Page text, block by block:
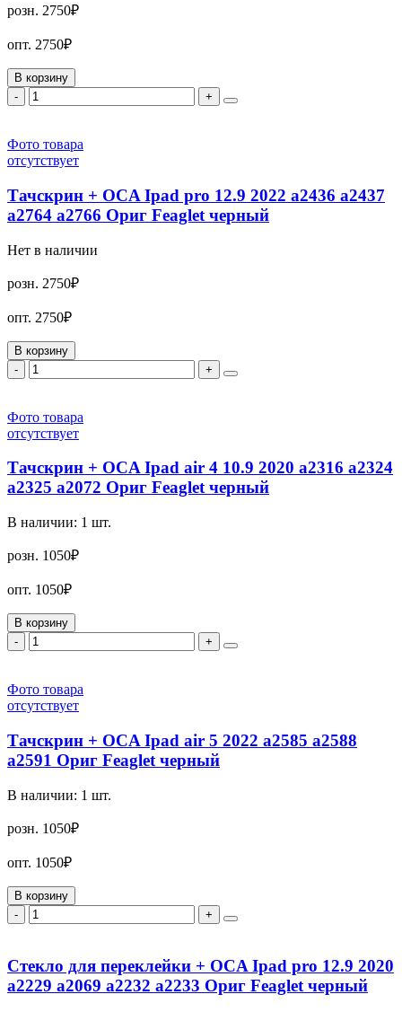
розн. 2750₽
опт. 2750₽
В корзину
-
+
Фото товара
отсутствует
Тачскрин + OCA Ipad pro 12.9 2022 a2436 a2437
a2764 a2766 Ориг Feaglet черный
Нет в наличии
розн. 2750₽
опт. 2750₽
В корзину
-
+
Фото товара
отсутствует
Тачскрин + OCA Ipad air 4 10.9 2020 a2316 a2324
a2325 a2072 Ориг Feaglet черный
В наличии: 1 шт.
розн. 1050₽
опт. 1050₽
В корзину
-
+
Фото товара
отсутствует
Тачскрин + OCA Ipad air 5 2022 a2585 a2588
a2591 Ориг Feaglet черный
В наличии: 1 шт.
розн. 1050₽
опт. 1050₽
В корзину
-
+
Стекло для переклейки + OCA Ipad pro 12.9 2020
a2229 a2069 a2232 a2233 Ориг Feaglet черный